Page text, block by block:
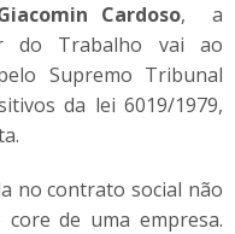
Cardoso, a
do Trabalho vai ao
Supremo Tribunal
da lei 6019/1979,
no contrato social não
de uma empresa.